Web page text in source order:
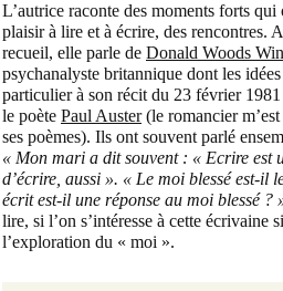
L’autrice raconte des moments forts qui
plaisir à lire et à écrire, des rencontres.
recueil, elle parle de Donald Woods
psychanalyste britannique dont les
particulier à son récit du 23 février
le poète Paul Auster(le romancier
ses poèmes). Ils ont souvent parlé
« Mon mari a dit souvent : « Ecrire est
d’écrire, aussi ». « Le moi blessé est-il
écrit est-il une réponse au moi blessé ?
lire, si l’on s’intéresse à cette écrivaine
l’exploration du « moi ».